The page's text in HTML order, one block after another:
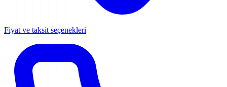
Fiyat ve taksit seçenekleri